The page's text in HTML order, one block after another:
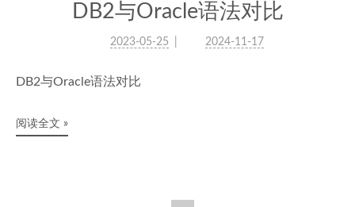
DB2与Oracle语法对比
2023-05-25 2024-11-17
DB2与Oracle语法对比
阅读全文 »